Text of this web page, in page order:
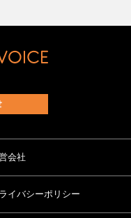
会社
イバシーポリシー